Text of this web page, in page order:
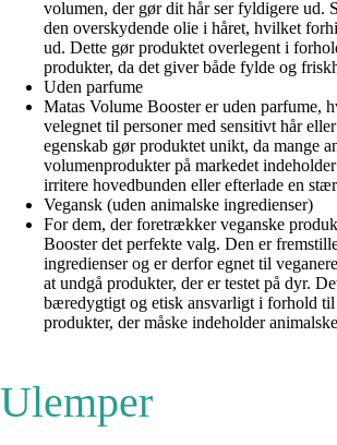
volumen, der gør dit hår ser fyldigere ud.
den overskydende olie i håret, hvilket
ud. Dette gør produktet overlegent i
produkter, da det giver både fylde og
Uden parfume
Matas Volume Booster er uden parfume,
velegnet til personer med sensitivt hår
egenskab gør produktet unikt, da mange
volumenprodukter på markedet
irritere hovedbunden eller efterlade en
Vegansk (uden animalske ingredienser)
For dem, der foretrækker veganske
Booster det perfekte valg. Den er
ingredienser og er derfor egnet til
at undgå produkter, der er testet på dyr.
bæredygtigt og etisk ansvarligt i forhold
produkter, der måske indeholder
Ulemper